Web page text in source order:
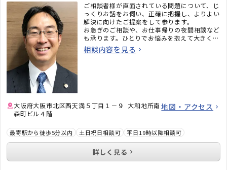
ご相談者様が直面されている問題について、じ
っくりお話をお伺い、正確に把握し、よりよい
解決に向けたご提案をして参ります。
お急ぎのご相談や、お仕事帰りの夜間相談など
も承ります。ひとりでお悩みを抱えて大きくし
てしまう前に、まずはお気軽にご相談くださ
い。
相談内容を見る
大阪府大阪市北区西天満５丁目１－９ 大和地所南
森町ビル４階
地図・アクセス
最寄駅から徒歩5分以内 土日祝日相談可 平日19時以降相談可
詳しく見る